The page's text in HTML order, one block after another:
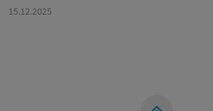
15.12.2025